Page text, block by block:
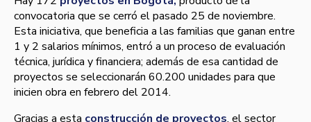
convocatoria que se cerró el pasado 25 de noviembre.
Esta iniciativa, que beneficia a las familias que ganan entre
1 y 2 salarios mí­nimos, entró a un proceso de evaluación
técnica, jurí­dica y financiera; además de esa cantidad de
proyectos se seleccionarán 60.200 unidades para que
inicien obra en febrero del 2014.
Gracias a esta construcción de proyectos, el sector